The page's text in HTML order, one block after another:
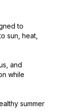
to
sun, heat,
and
while
summer